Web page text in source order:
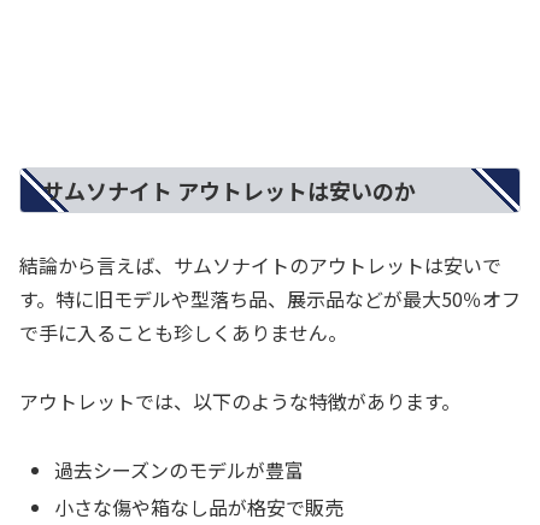
サムソナイト アウトレットは安いのか
結論から言えば、サムソナイトのアウトレットは安いで
す。特に旧モデルや型落ち品、展示品などが最大50％オフ
で手に入ることも珍しくありません。
アウトレットでは、以下のような特徴があります。
過去シーズンのモデルが豊富
小さな傷や箱なし品が格安で販売